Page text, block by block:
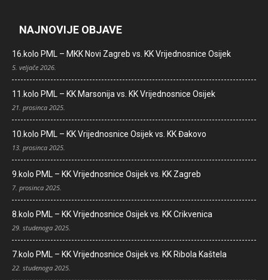
NAJNOVIJE OBJAVE
16.kolo PML – MKK Novi Zagreb vs. KK Vrijednosnice Osijek
5. veljače 2026.
11.kolo PML – KK Marsonija vs. KK Vrijednosnice Osijek
21. prosinca 2025.
10.kolo PML – KK Vrijednosnice Osijek vs. KK Đakovo
13. prosinca 2025.
9.kolo PML – KK Vrijednosnice Osijek vs. KK Zagreb
7. prosinca 2025.
8.kolo PML – KK Vrijednosnice Osijek vs. KK Crikvenica
29. studenoga 2025.
7.kolo PML – KK Vrijednosnice Osijek vs. KK Ribola Kaštela
22. studenoga 2025.